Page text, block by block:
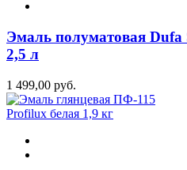
Эмаль полуматовая Dufa
2,5 л
1 499,00 руб.